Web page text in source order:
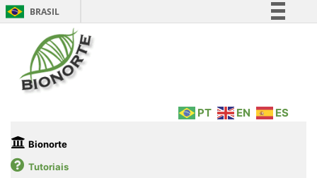
BRASIL
Legislação
PT EN ES
Bionorte
Tutoriais